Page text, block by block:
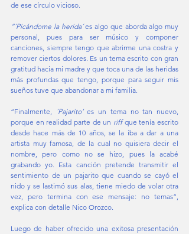
de ese círculo vicioso.
“´Picándome la herida´ es algo que aborda algo muy
personal, pues para ser músico y componer
canciones, siempre tengo que abrirme una costra y
remover ciertos dolores. Es un tema escrito con gran
gratitud hacia mi madre y que toca una de las heridas
más profundas que tengo, porque para seguir mis
sueños tuve que abandonar a mi familia.
“Finalmente, ´Pajarito’ es un tema no tan nuevo,
porque en realidad parte de un riff que tenía escrito
desde hace más de 10 años, se la iba a dar a una
artista muy famosa, de la cual no quisiera decir el
nombre, pero como no se hizo, pues la acabé
grabando yo. Esta canción pretende transmitir el
sentimiento de un pajarito que cuando se cayó el
nido y se lastimó sus alas, tiene miedo de volar otra
vez, pero termina con ese mensaje: no temas”,
explica con detalle Nico Orozco.
Luego de haber ofrecido una exitosa presentación